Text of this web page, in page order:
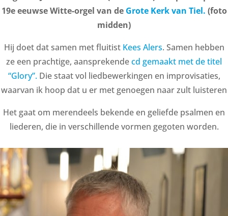
19e eeuwse Witte-orgel van de Grote Kerk van Tiel. (foto
midden)
Hij doet dat samen met fluitist Kees Alers. Samen hebben
ze een prachtige, aansprekendecd gemaakt met de titel
“Glory”.Die staat vol liedbewerkingen en improvisaties,
waarvan ik hoop dat u er met genoegen naar zult luisteren
Het gaat om merendeels bekende en geliefde psalmen en
liederen, die in verschillende vormen gegoten worden.